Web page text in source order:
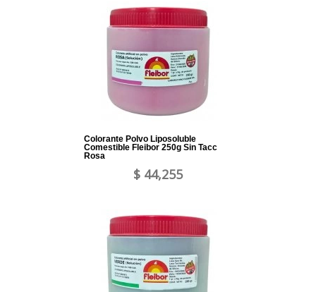
Colorante Polvo Liposoluble
Comestible Fleibor 250g Sin Tacc
Rosa
$ 44,255